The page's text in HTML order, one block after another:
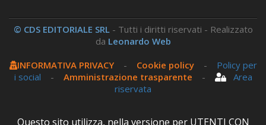
© CDS EDITORIALE SRL - Tutti i diritti riservati - Realizzato
da Leonardo Web
INFORMATIVA PRIVACY- Cookie policy- Policy per
i social - Amministrazione trasparente -
Area
riservata
Questo sito utilizza, nella versione per UTENTI CON